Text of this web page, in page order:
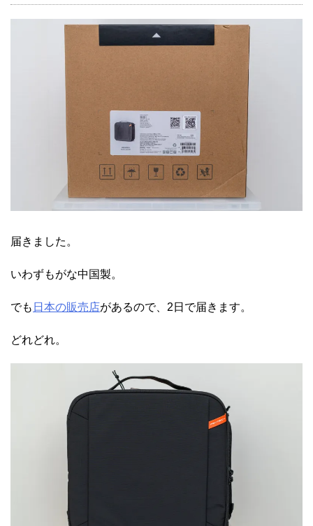
届きました。
いわずもがな中国製。
でも 日本の販売店があるので、2日で届きます。
どれどれ。